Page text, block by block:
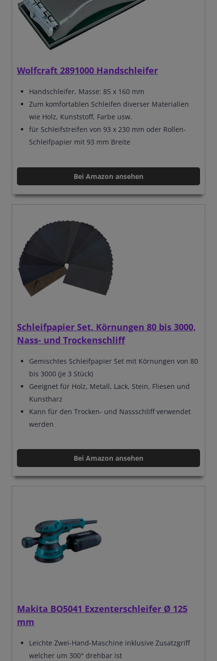
Wolfcraft 2891000 Handschleifer
Handschleifer, Masse: 85 x 160 mm
Zum komfortablen Schleifen diverser Materialien
wie Holz, Kunststoff, Farbe usw.
für Schleifstreifen von 93 x 230 mm oder Rollen-
Schleifpapier mit 93 mm Breite
Bei Amazon ansehen
Schleifpapier Set, Körnungen 80 bis 3000,
Nass- und Trockenschliff
Gemischtes Schleifpapier Set mit Körnungen von 80
bis 3000 (je 3 Stück)
Geeignet für Holz, Metall, Lack, Stein, Fliesen und
Kunstharz
Kann für den Trocken- und Nassschliff verwendet
werden
Bei Amazon ansehen
Makita BO5041 Exzenterschleifer Ø 125
mm
Leichte Zwei-Hand-Maschine inklusive Zusatzgriff
welcher um 300° drehbar ist